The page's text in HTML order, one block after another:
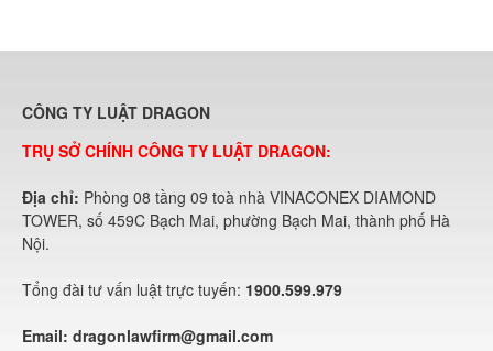
CÔNG TY LUẬT DRAGON
TRỤ SỞ CHÍNH CÔNG TY LUẬT DRAGON:
Địa chỉ: Phòng 08 tầng 09 toà nhà VINACONEX DIAMOND
TOWER, số 459C Bạch Mai, phường Bạch Mai, thành phố Hà
Nội.
Tổng đài tư vấn luật trực tuyến: 1900.599.979
Email: dragonlawfirm@gmail.com